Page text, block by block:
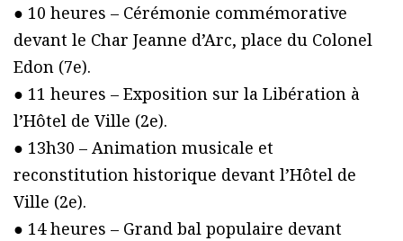
● 10 heures – Cérémonie commémorative
devant le Char Jeanne d’Arc, place du Colonel
Edon (7e).
● 11 heures – Exposition sur la Libération à
l’Hôtel de Ville (2e).
● 13h30 – Animation musicale et
reconstitution historique devant l’Hôtel de
Ville (2e).
● 14 heures – Grand bal populaire devant